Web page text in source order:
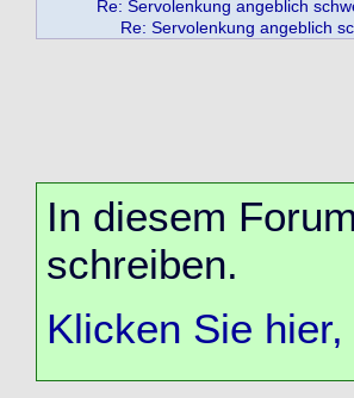
Re: Servolenkung angeblich
Re: Servolenkung angeblich
In diesem
schreiben.
Klicken Sie